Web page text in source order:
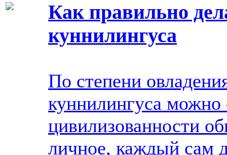
Как правильно
куннилингуса
По степени
куннилингуса можно
цивилизованности
личное, каждый сам